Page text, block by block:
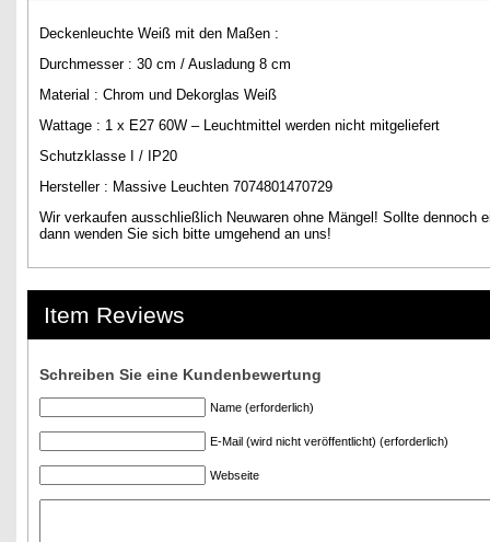
Deckenleuchte Weiß mit den Maßen :
Durchmesser : 30 cm / Ausladung 8 cm
Material : Chrom und Dekorglas Weiß
Wattage : 1 x E27 60W – Leuchtmittel werden nicht mitgeliefert
Schutzklasse I / IP20
Hersteller : Massive Leuchten 7074801470729
Wir verkaufen ausschließlich Neuwaren ohne Mängel! Sollte dennoch
dann wenden Sie sich bitte umgehend an uns!
Item Reviews
Schreiben Sie eine Kundenbewertung
Name (erforderlich)
E-Mail (wird nicht veröffentlicht) (erforderlich)
Webseite